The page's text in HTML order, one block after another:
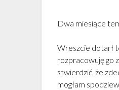
Dwa miesiące
Wreszcie dotarł
rozpracowuję go
stwierdzić, że
mogłam